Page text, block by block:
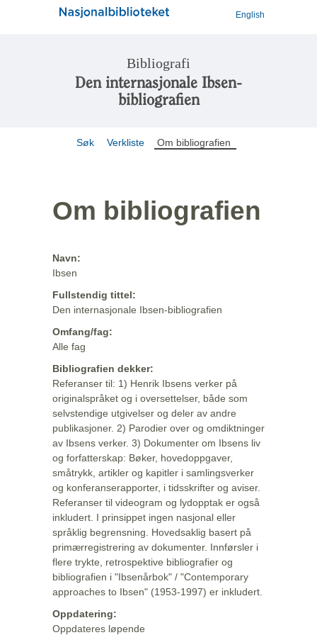
English
Bibliografi
Den internasjonale Ibsen-
bibliografien
Søk Verkliste Om bibliografien
Om bibliografien
Navn:
Ibsen
Fullstendig tittel:
Den internasjonale Ibsen-bibliografien
Omfang/fag:
Alle fag
Bibliografien dekker:
Referanser til: 1) Henrik Ibsens verker på
originalspråket og i oversettelser, både som
selvstendige utgivelser og deler av andre
publikasjoner. 2) Parodier over og omdiktninger
av Ibsens verker. 3) Dokumenter om Ibsens liv
og forfatterskap: Bøker, hovedoppgaver,
småtrykk, artikler og kapitler i samlingsverker
og konferanserapporter, i tidsskrifter og aviser.
Referanser til videogram og lydopptak er også
inkludert. I prinsippet ingen nasjonal eller
språklig begrensning. Hovedsaklig basert på
primærregistrering av dokumenter. Innførsler i
flere trykte, retrospektive bibliografier og
bibliografien i "Ibsenårbok" / "Contemporary
approaches to Ibsen" (1953-1997) er inkludert.
Oppdatering:
Oppdateres løpende